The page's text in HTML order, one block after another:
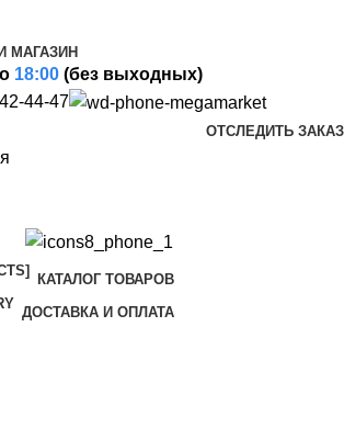
МАГАЗИН
18:00 (без выходных)
44-47
ОТСЛЕДИТЬ ЗАКАЗ
КАТАЛОГ ТОВАРОВ
ДОСТАВКА И ОПЛАТА